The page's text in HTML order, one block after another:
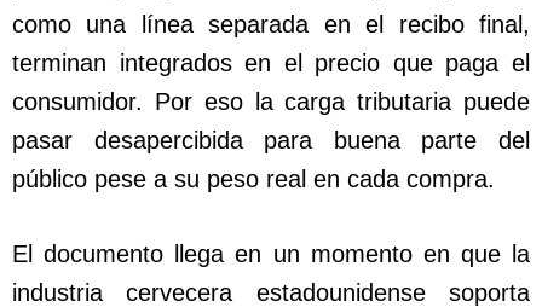
como una línea separada en el recibo final,
terminan integrados en el precio que paga el
consumidor. Por eso la carga tributaria puede
pasar desapercibida para buena parte del
público pese a su peso real en cada compra.
El documento llega en un momento en que la
industria cervecera estadounidense soporta